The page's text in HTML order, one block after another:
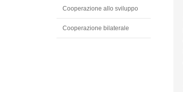
Cooperazione allo sviluppo
Cooperazione bilaterale